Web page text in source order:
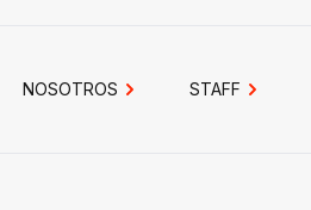
NOSOTROS STAFF